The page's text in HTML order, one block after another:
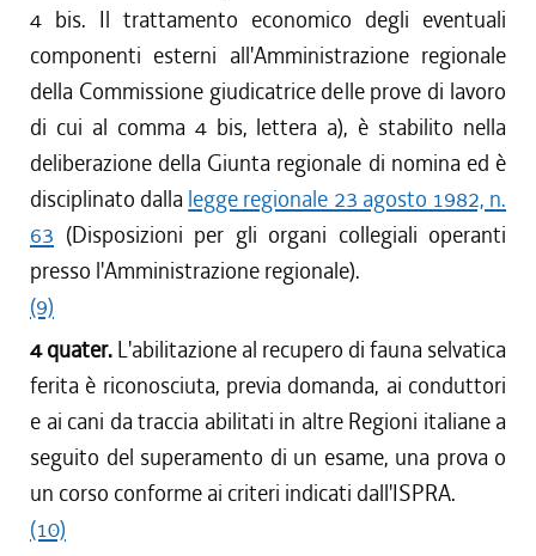
4 bis. Il trattamento economico degli eventuali
componenti esterni all'Amministrazione regionale
della Commissione giudicatrice delle prove di lavoro
di cui al comma 4 bis, lettera a), è stabilito nella
deliberazione della Giunta regionale di nomina ed è
disciplinato dalla legge regionale 23 agosto 1982, n.
63 (Disposizioni per gli organi collegiali operanti
presso l'Amministrazione regionale).
(9)
4 quater. L'abilitazione al recupero di fauna selvatica
ferita è riconosciuta, previa domanda, ai conduttori
e ai cani da traccia abilitati in altre Regioni italiane a
seguito del superamento di un esame, una prova o
un corso conforme ai criteri indicati dall'ISPRA.
(10)